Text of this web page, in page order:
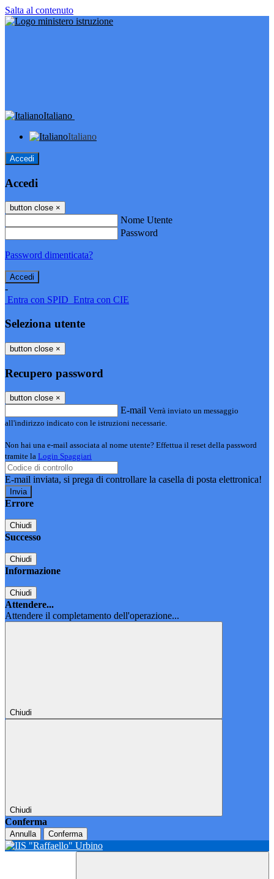
Salta al contenuto
Italiano
Italiano
Accedi
Accedi
button close ×
Nome Utente
Password
Password dimenticata?
-
Entra con SPID Entra con CIE
Seleziona utente
button close ×
Recupero password
button close ×
E-mail Verrà inviato un messaggio
all'indirizzo indicato con le istruzioni necessarie.
Non hai una e-mail associata al nome utente? Effettua il reset della password
tramite la Login Spaggiari
E-mail inviata, si prega di controllare la casella di posta elettronica!
Errore
Chiudi
Successo
Chiudi
Informazione
Chiudi
Attendere...
Attendere il completamento dell'operazione...
Chiudi
Chiudi
Conferma
Annulla Conferma